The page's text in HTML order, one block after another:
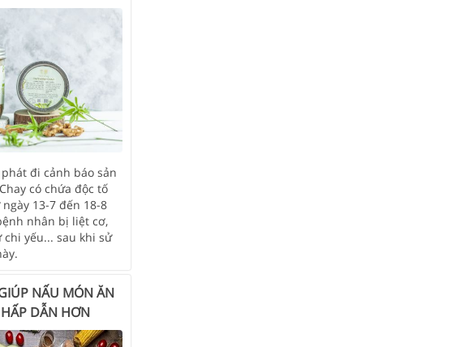
phát đi cảnh báo sản
có chứa độc tố
13-7 đến 18-8
nhân bị liệt cơ,
yếu... sau khi sử
NẤU MÓN ĂN
DẪN HƠN